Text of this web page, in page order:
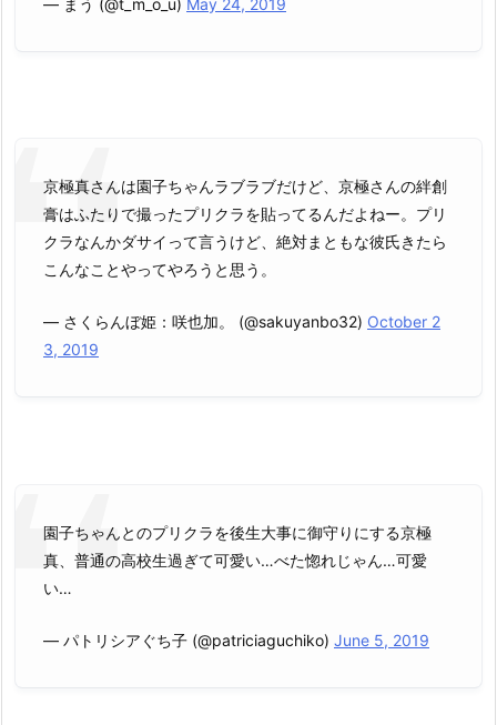
京極真さんは園子ちゃんラブラブだけど、京極さんの絆創
膏はふたりで撮ったプリクラを貼ってるんだよねー。プリ
クラなんかダサイって言うけど、絶対まともな彼氏きたら
こんなことやってやろうと思う。
— さくらんぼ姫：咲也加。 (@sakuyanbo32) October 2
3, 2019
園子ちゃんとのプリクラを後生大事に御守りにする京極
真、普通の高校生過ぎて可愛い…べた惚れじゃん…可愛
い…
— パトリシアぐち子 (@patriciaguchiko) June 5, 2019